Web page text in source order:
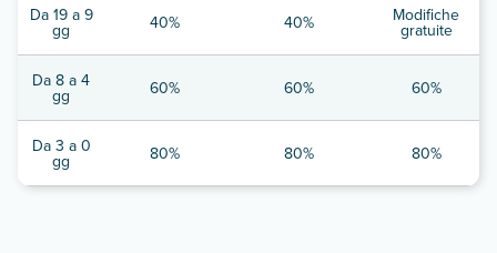
Da 19 a 9
gg 40% 40% Modifiche
gratuite
Da 8 a 4
gg 60% 60% 60%
Da 3 a 0
gg 80% 80% 80%